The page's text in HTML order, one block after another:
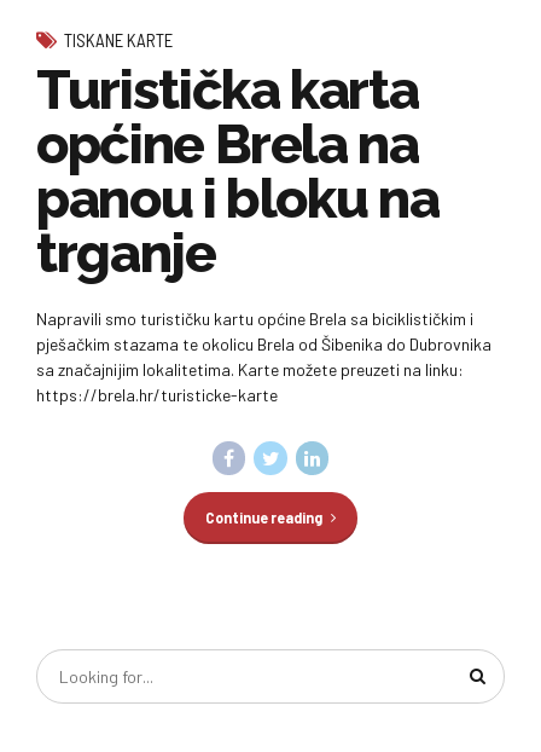
TISKANE KARTE
Turistička karta
općine Brela na
panou i bloku na
trganje
Napravili smo turističku kartu općine Brela sa biciklističkim i
pješačkim stazama te okolicu Brela od Šibenika do Dubrovnika
sa značajnijim lokalitetima. Karte možete preuzeti na linku:
https://brela.hr/turisticke-karte
Continue reading